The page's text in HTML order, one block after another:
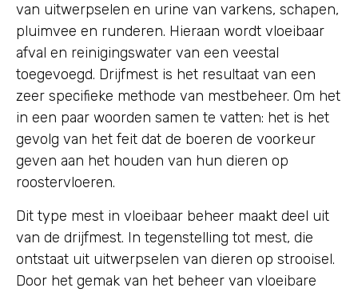
van uitwerpselen en urine van varkens, schapen,
pluimvee en runderen. Hieraan wordt vloeibaar
afval en reinigingswater van een veestal
toegevoegd. Drijfmest is het resultaat van een
zeer specifieke methode van mestbeheer. Om het
in een paar woorden samen te vatten: het is het
gevolg van het feit dat de boeren de voorkeur
geven aan het houden van hun dieren op
roostervloeren.
Dit type mest in vloeibaar beheer maakt deel uit
van de drijfmest. In tegenstelling tot mest, die
ontstaat uit uitwerpselen van dieren op strooisel.
Door het gemak van het beheer van vloeibare